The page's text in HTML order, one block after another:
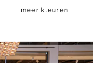
meer kleuren